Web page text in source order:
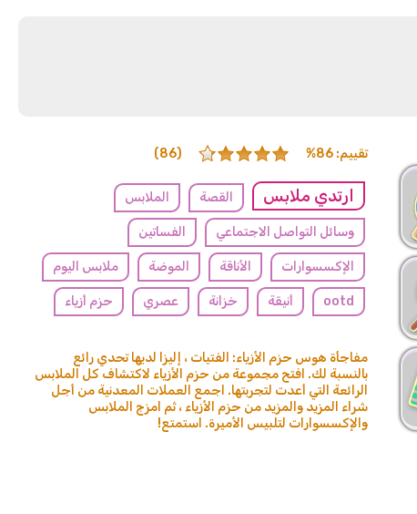
تقييم: 86% (86)
ارتدي ملابس القصة الملابس
وسائل التواصل الاجتماعي الفساتين
الإكسسوارات الأناقة الموضة ملابس اليوم
ootd أنيقة خزانة عصري حزم أزياء
مفاجأة هوس حزم الأزياء: الفتيات ، إليزا لديها تحدي رائع
بالنسبة لك. افتح مجموعة من حزم الأزياء لاكتشاف كل الملابس
الرائعة التي أعدت لتجربتها. اجمع العملات المعدنية من أجل
شراء المزيد والمزيد من حزم الأزياء ، ثم امزج الملابس
والإكسسوارات لتلبيس الأميرة. استمتع!